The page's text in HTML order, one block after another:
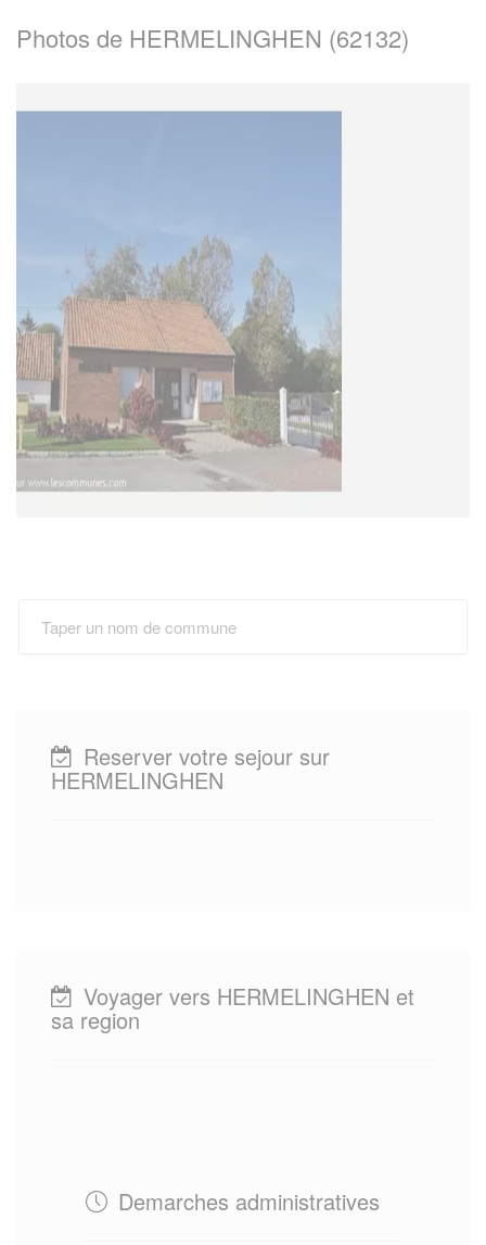
Photos de HERMELINGHEN (62132)
Reserver votre sejour sur
HERMELINGHEN
Voyager vers HERMELINGHEN et
sa region
Demarches administratives